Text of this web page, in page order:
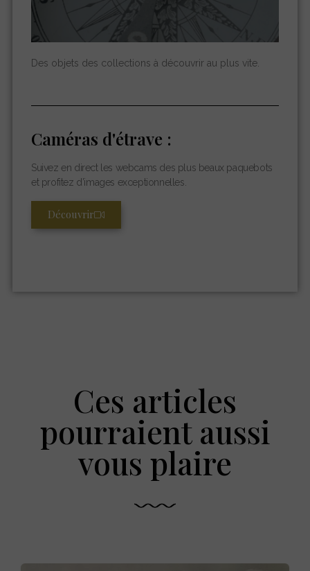
Des objets des collections à découvrir au plus vite.
Caméras d'étrave :
Suivez en direct les webcams des plus beaux paquebots
et profitez d’images exceptionnelles.
Découvrir
Ces articles
pourraient aussi
vous plaire